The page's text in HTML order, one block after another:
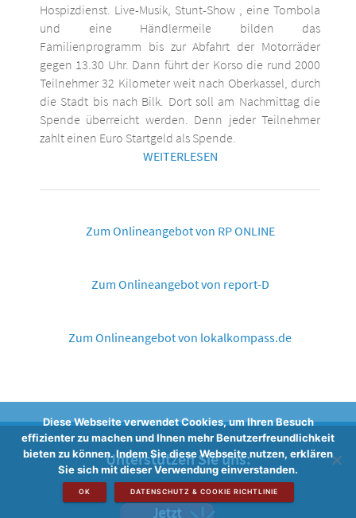
Hospizdienst. Live-Musik, Stunt-Show , eine Tombola
und eine Händlermeile bilden das
Familienprogramm bis zur Abfahrt der Motorräder
gegen 13.30 Uhr. Dann führt der Korso die rund 2000
Teilnehmer 32 Kilometer weit nach Oberkassel, durch
die Stadt bis nach Bilk. Dort soll am Nachmittag die
Spende überreicht werden. Denn jeder Teilnehmer
zahlt einen Euro Startgeld als Spende.
WEITERLESEN
Zum Onlineangebot von RP ONLINE
Zum Onlineangebot von report-D
Zum Onlineangebot von lokalkompass.de
Unterstützen Sie uns:
Diese Webseite verwendet Cookies, um Ihren Besuch
effizienter zu machen und Ihnen mehr Benutzerfreundlichkeit
bieten zu können. Indem Sie diese Webseite nutzen, erklären
Sie sich mit dieser Verwendung einverstanden.
OK DATENSCHUTZ & COOKIE RICHTLINIE